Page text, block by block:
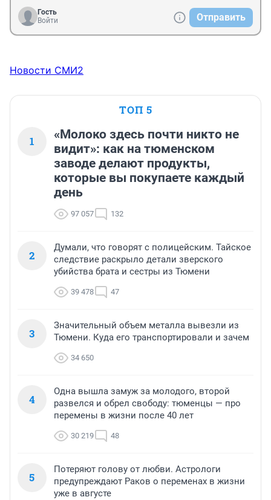
Гость
Войти
Отправить
Новости СМИ2
ТОП 5
1
«Молоко здесь почти никто не
видит»: как на тюменском
заводе делают продукты,
которые вы покупаете каждый
день
97 057 132
2
Думали, что говорят с полицейским. Тайское
следствие раскрыло детали зверского
убийства брата и сестры из Тюмени
39 478 47
3
Значительный объем металла вывезли из
Тюмени. Куда его транспортировали и зачем
34 650
4
Одна вышла замуж за молодого, второй
развелся и обрел свободу: тюменцы — про
перемены в жизни после 40 лет
30 219 48
5
Потеряют голову от любви. Астрологи
предупреждают Раков о переменах в жизни
уже в августе